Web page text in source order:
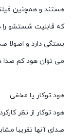
هستند و همچنین
که قابلیت شستشو را
بستگی دارد و اصولا
می توان هود کم صدا
هود توکار یا مخفی
هود توکار از نظر
صدای آنها تقریبا